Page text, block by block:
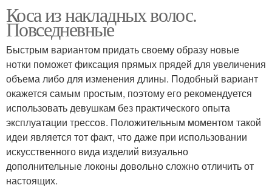
Коса из накладных волос.
Повседневные
Быстрым вариантом придать своему образу новые
нотки поможет фиксация прямых прядей для увеличения
объема либо для изменения длины. Подобный вариант
окажется самым простым, поэтому его рекомендуется
использовать девушкам без практического опыта
эксплуатации трессов. Положительным моментом такой
идеи является тот факт, что даже при использовании
искусственного вида изделий визуально
дополнительные локоны довольно сложно отличить от
настоящих.